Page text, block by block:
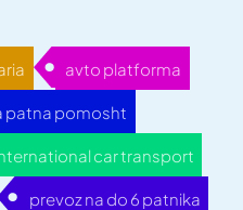
avto platforma
patna pomosht
car transport
prevoz na do 6 patnika